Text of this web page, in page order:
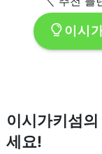
이시
이시가키섬
세요!